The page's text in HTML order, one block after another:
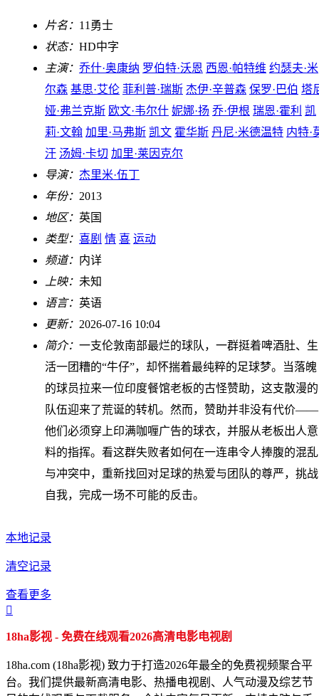
片名： 11勇士
状态： HD中字
主演： 乔什·奥康纳 罗伯特·沃恩 西恩·帕特维 约瑟夫·米
尔森 基思·艾伦 菲利普·瑞斯 杰伊·辛普森 保罗·巴伯 塔
娅·弗兰克斯 欧文·韦尔什 妮娜·扬 乔·伊根 瑞恩·霍利 凯
莉·文翰 加里·马弗斯 凯文 霍华斯 丹尼·米德温特 内特·
汗 汤姆·卡切 加里·莱因克尔
导演： 杰里米·伍丁
年份： 2013
地区： 英国
类型： 喜剧 情 喜 运动
频道： 内详
上映： 未知
语言： 英语
更新： 2026-07-16 10:04
简介： 一支伦敦南部最烂的球队，一群挺着啤酒肚、生
活一团糟的“牛仔”，却怀揣着最纯粹的足球梦。当落魄
的球员拉来一位印度餐馆老板的古怪赞助，这支散漫的
队伍迎来了荒诞的转机。然而，赞助并非没有代价——
他们必须穿上印满咖喱广告的球衣，并服从老板出人意
料的指挥。看这群失败者如何在一连串令人捧腹的混乱
与冲突中，重新找回对足球的热爱与团队的尊严，挑战
自我，完成一场不可能的反击。
本地记录
清空记录
查看更多

18ha影视 - 免费在线观看2026高清电影电视剧
18ha.com (18ha影视) 致力于打造2026年最全的免费视频聚合平
台。我们提供最新高清电影、热播电视剧、人气动漫及综艺节